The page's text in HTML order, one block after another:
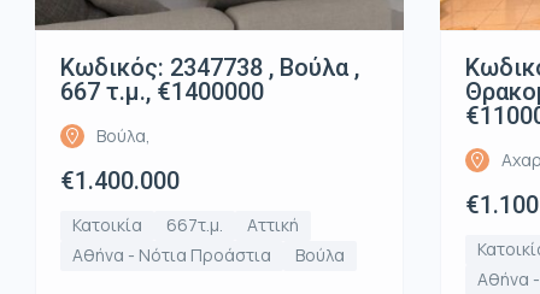
Κωδικός: 2347738 , Βούλα ,
667 τ.μ., €1400000
Βούλα,
€1.400.000
Κατοικία 667τ.μ.
Αττική
Αθήνα - Νότια Προάστια
Βούλα
Αθήνα